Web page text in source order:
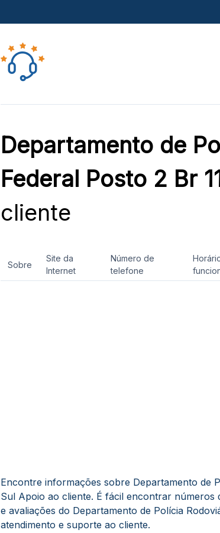
Departamento de
Federal Posto 2 Br
cliente
Sobre
Site da
Internet
Número de
telefone
Encontre informações sobre Departamento de
Sul Apoio ao cliente. É fácil encontrar
e avaliações do Departamento de Polícia
atendimento e suporte ao cliente.